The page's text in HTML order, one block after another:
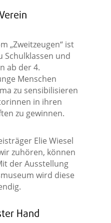
„Zweitzeugen“ ist
Schulklassen und
ab der 4.
Menschen
zu sensibilisieren
in ihren
zu gewinnen.
Elie Wiesel
zuhören, können
der Ausstellung
wird diese
Hand